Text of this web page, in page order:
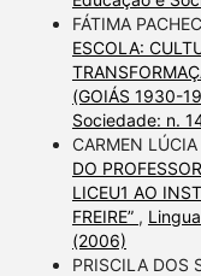
FÁTIMA
ESCOLA:
(GOIÁS 1930-
Sociedade: n.
CARMEN
DO
LICEU1 AO
FREIRE” ,
(2006)
PRISCILA DOS